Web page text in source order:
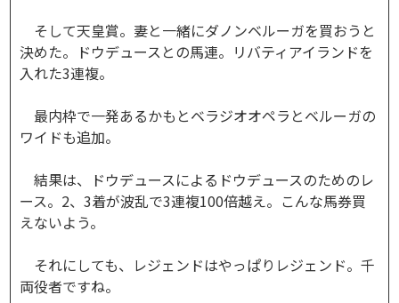
そして天皇賞。妻と一緒にダノンベルーガを買おうと
決めた。ドウデュースとの馬連。リバティアイランドを
入れた3連複。
最内枠で一発あるかもとベラジオオペラとベルーガの
ワイドも追加。
結果は、ドウデュースによるドウデュースのためのレ
ース。2、3着が波乱で3連複100倍越え。こんな馬券買
えないよう。
それにしても、レジェンドはやっぱりレジェンド。千
両役者ですね。